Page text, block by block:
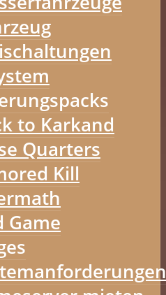
to Karkand
Quarters
Kill
Game